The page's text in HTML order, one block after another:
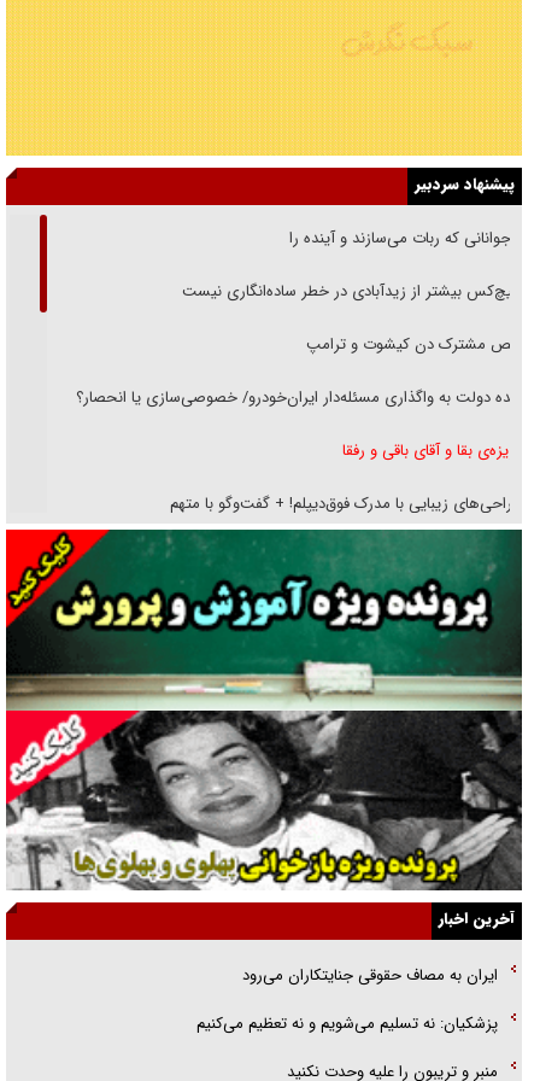
پیشنهاد سردبیر
نوجوانانی که ربات می‌سازند و آینده را
هیچ‌کس بیشتر از زیدآبادی در خطر ساده‌انگاری نیست
رقص مشترک دن کیشوت و ترامپ
دنده دولت به واگذاری مسئله‌دار ایران‌خودرو/ خصوصی‌سازی یا انحصار؟
غریزه‌ی بقا و آقای باقی و رفقا
جراحی‌های زیبایی با مدرک فوق‌دیپلم! + گفت‌وگو با متهم
گفت‌وگو با همسر یکی از شهدای جنگ رمضان/ پیکر بی‌سر شهید را از
انگشت‌های پا شناسایی کردیم
نسلی که آنلاین الگو می‌گیرد
گفت‌وگو با آیت‌الله جاودان/ جفای مخالفان مکانت معنوی رهبر شهید را
ارتقا می‌داد
راننده مست به قانون می‌خندد
همه آقای دوربینی شده‌ایم!
قصه ناتمام سرویس مدارس
آیا مقاومت فلسطین خلع‌سلاح می‌شود؟
آخرین اخبار
ایران به مصاف حقوقی جنایتکاران می‌رود
پزشکیان: نه تسلیم می‌شویم و نه تعظیم می‌کنیم
منبر و تریبون را علیه وحدت نکنید